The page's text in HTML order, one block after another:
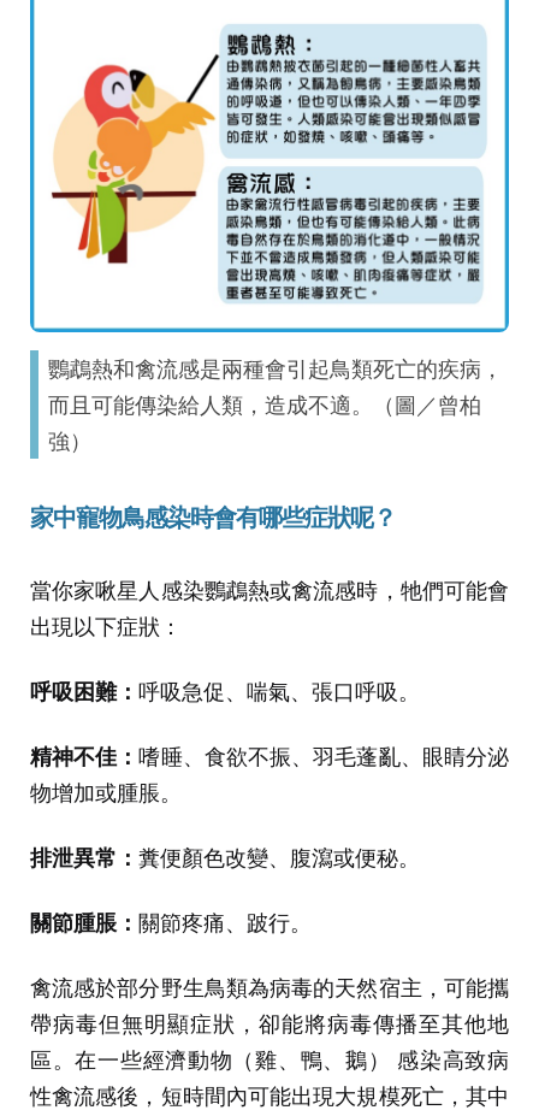
鸚鵡熱和禽流感是兩種會引起鳥類死亡的疾病，
而且可能傳染給人類，造成不適。（圖／曾柏
強）
家中寵物鳥感染時會有哪些症狀呢？
當你家啾星人感染鸚鵡熱或禽流感時，牠們可能會
出現以下症狀：
呼吸困難： 呼吸急促、喘氣、張口呼吸。
精神不佳：嗜睡、食欲不振、羽毛蓬亂、眼睛分泌
物增加或腫脹。
排泄異常： 糞便顏色改變、腹瀉或便秘。
關節腫脹： 關節疼痛、跛行。
禽流感於部分野生鳥類為病毒的天然宿主，可能攜
帶病毒但無明顯症狀，卻能將病毒傳播至其他地
區。在一些經濟動物（雞、鴨、鵝） 感染高致病
性禽流感後，短時間內可能出現大規模死亡，其中